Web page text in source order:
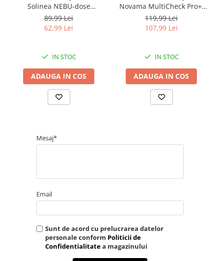
Solinea NEBU-dose
concentratie 3%, 30
monodoze x 5 ml
89,99 Lei
62,99 Lei
IN STOC
ADAUGA IN COS
Novama MultiCheck Pro+,
BK-C2, 10 teste/ cutie
119,99 Lei
107,99 Lei
IN STOC
ADAUGA IN COS
Mesaj*
Email
Sunt de acord cu prelucrarea datelor
personale conform Politicii de
Confidentialitatea magazinului